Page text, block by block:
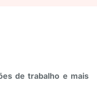
de trabalho e mais